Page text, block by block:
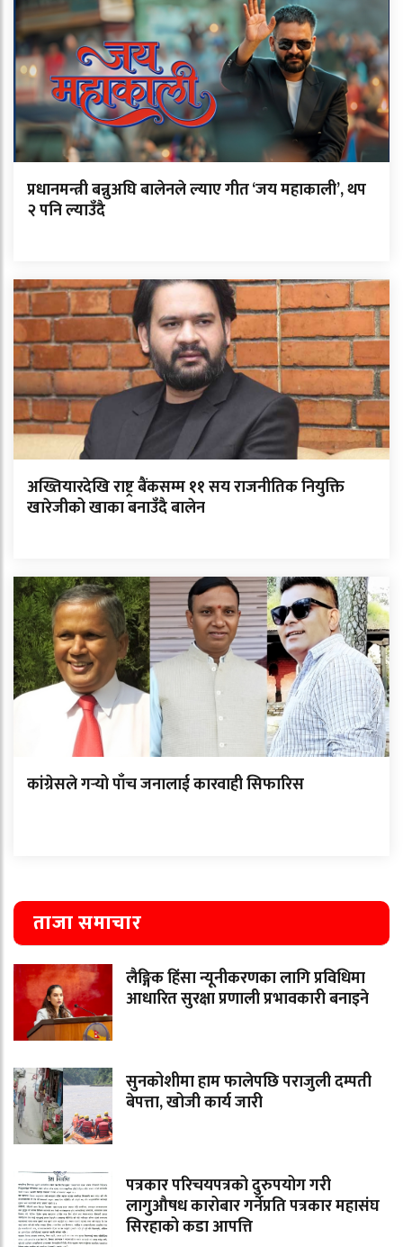
प्रधानमन्त्री बन्नुअघि बालेनले ल्याए गीत ‘जय महाकाली’, थप
२ पनि ल्याउँदै
अख्तियारदेखि राष्ट्र बैंकसम्म ११ सय राजनीतिक नियुक्ति
खारेजीको खाका बनाउँदै बालेन
कांग्रेसले गर्‍यो पाँच जनालाई कारवाही सिफारिस
ताजा समाचार
लैङ्गिक हिंसा न्यूनीकरणका लागि प्रविधिमा
आधारित सुरक्षा प्रणाली प्रभावकारी बनाइने
सुनकोशीमा हाम फालेपछि पराजुली दम्पती
बेपत्ता, खोजी कार्य जारी
पत्रकार परिचयपत्रको दुरुपयोग गरी
लागुऔषध कारोबार गर्नेप्रति पत्रकार महासंघ
सिरहाको कडा आपत्ति